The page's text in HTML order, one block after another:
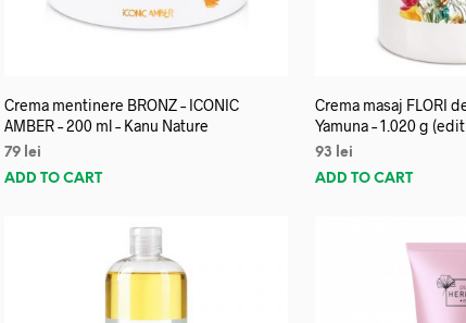
Crema mentinere BRONZ – ICONIC
AMBER – 200 ml – Kanu Nature
79 lei
ADD TO CART
Crema masaj FLORI
Yamuna – 1.020 g
93
lei
ADD TO CART